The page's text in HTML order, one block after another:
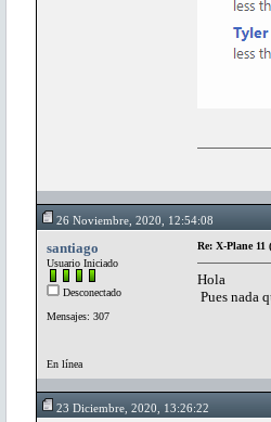
26 Noviembre, 2020, 12:54:08
santiago
Usuario Iniciado
Desconectado
Mensajes: 307
En línea
Re: X-Plane 11
Hola
Pues nada
23 Diciembre, 2020, 13:26:22